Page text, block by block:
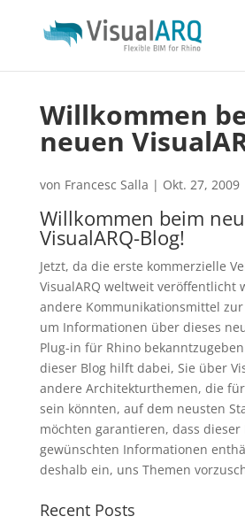
Willkommen
neuen
von Francesc Salla | Okt. 27, 2009
Willkommen beim
VisualARQ-Blog!
Jetzt, da die erste kommerzielle
VisualARQ weltweit veröffentlicht
andere Kommunikationsmittel
um Informationen über dieses
Plug-in für Rhino
dieser Blog hilft dabei, Sie über
andere Architekturthemen, die
sein könnten, auf dem neusten
möchten garantieren, dass dieser
gewünschten Informationen
deshalb ein, uns Themen
Recent Posts